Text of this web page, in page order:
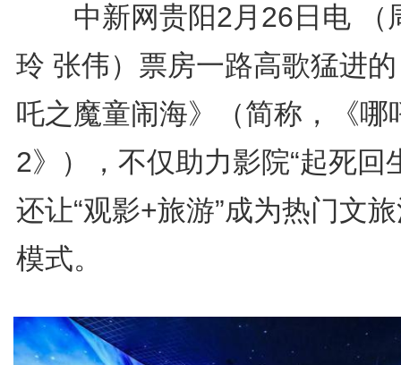
中新网贵阳2月26日电 （
玲 张伟）票房一路高歌猛进
吒之魔童闹海》（简称，《哪
2》），不仅助力影院“起死回
还让“观影+旅游”成为热门文
模式。